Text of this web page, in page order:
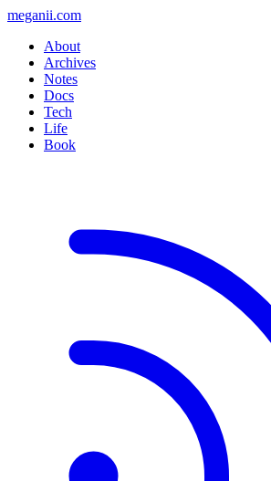
meganii.com
About
Archives
Notes
Docs
Tech
Life
Book